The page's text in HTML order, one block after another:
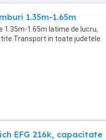
1.35m-1.65m
1.35m-1.65m latime de lucru,
Transport in toate judetele
EFG 216k, capacitate